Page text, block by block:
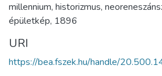
millennium, historizmus,
épületkép, 1896
URI
https://bea.fszek.hu/handle/